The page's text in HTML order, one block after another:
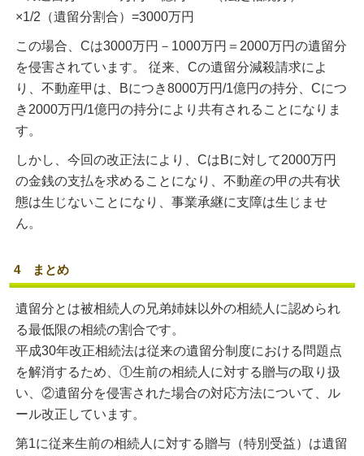
×1/2（遺留分割合）=3000万円
この場合、Cは3000万円－1000万円＝2000万円の遺留分
を侵害されています。 従来、Cの遺留分減殺請求によ
り、不動産甲は、Bにつき8000万円/1億円の持分、Cにつ
き2000万円/1億円の持分により共有されることになりま
す。
しかし、今回の改正法により、CはBに対して2000万円
の金銭の支払を求めることになり、不動産の甲の共有状
態は生じないことになり、事業承継に支障は生じませ
ん。
4 まとめ
遺留分とは被相続人の兄弟姉妹以外の相続人に認められ
る最低限の相続の割合です。
平成30年改正相続法は従来の遺留分制度における問題点
を解消するため、①生前の相続人に対する贈与の取り扱
い、②遺留分を侵害された場合の対応方法について、ル
ール改正しています。
第1に従来生前の相続人に対する贈与（特別受益）は遺留